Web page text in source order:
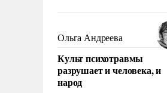
сложна и амбициозна.
и ее реализация
поднимет наши боевые
возможности.
Ольга Андреева
Культ психотравмы
разрушает и человека, и
народ